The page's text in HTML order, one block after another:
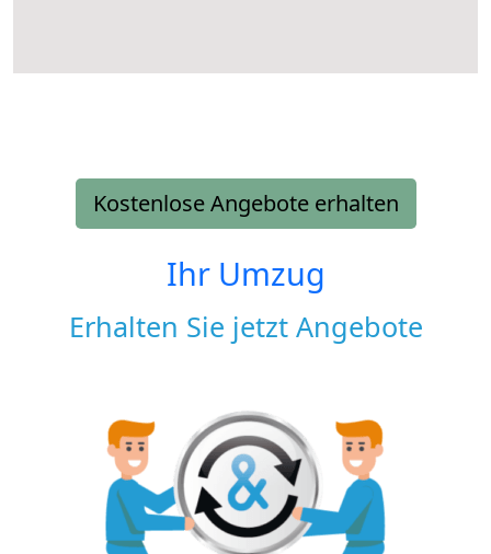
Kostenlose Angebote erhalten
Ihr Umzug
Erhalten Sie jetzt Angebote